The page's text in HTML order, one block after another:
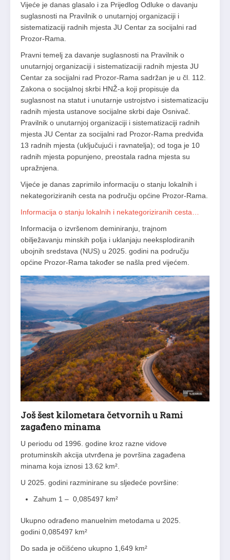
Vijeće je danas glasalo i za Prijedlog Odluke o davanju
suglasnosti na Pravilnik o unutarnjoj organizaciji i
sistematizaciji radnih mjesta JU Centar za socijalni rad
Prozor-Rama.
Pravni temelj za davanje suglasnosti na Pravilnik o
unutarnjoj organizaciji i sistematizaciji radnih mjesta JU
Centar za socijalni rad Prozor-Rama sadržan je u čl. 112.
Zakona o socijalnoj skrbi HNŽ-a koji propisuje da
suglasnost na statut i unutarnje ustrojstvo i sistematizaciju
radnih mjesta ustanove socijalne skrbi daje Osnivač.
Pravilnik o unutarnjoj organizaciji i sistematizaciji radnih
mjesta JU Centar za socijalni rad Prozor-Rama predviđa
13 radnih mjesta (uključujući i ravnatelja); od toga je 10
radnih mjesta popunjeno, preostala radna mjesta su
upražnjena.
Vijeće je danas zaprimilo informaciju o stanju lokalnih i
nekategoriziranih cesta na području općine Prozor-Rama.
Informacija o stanju lokalnih i nekategoriziranih cesta…
Informacija o izvršenom deminiranju, trajnom
obilježavanju minskih polja i uklanjaju neeksplodiranih
ubojnih sredstava (NUS) u 2025. godini na području
općine Prozor-Rama također se našla pred vijećem.
Još šest kilometara četvornih u Rami
zagađeno minama
U periodu od 1996. godine kroz razne vidove
protuminskih akcija utvrđena je površina zagađena
minama koja iznosi 13.62 km².
U 2025. godini razminirane su sljedeće površine:
Zahum 1 – 0,085497 km²
Ukupno odrađeno manuelnim metodama u 2025.
godini 0,085497 km²
Do sada je očišćeno ukupno 1,649 km²